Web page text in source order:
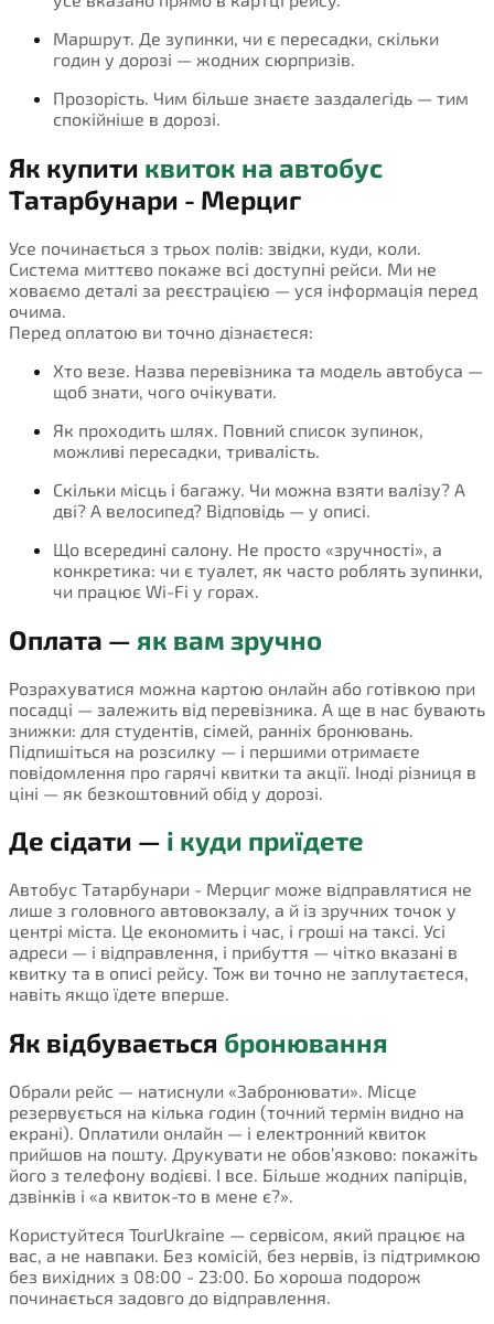
Маршрут. Де зупинки, чи є пересадки, скільки
годин у дорозі — жодних сюрпризів.
Прозорість. Чим більше знаєте заздалегідь — тим
спокійніше в дорозі.
Як купити квиток на автобус
Татарбунари - Мерциг
Усе починається з трьох полів: звідки, куди, коли.
Система миттєво покаже всі доступні рейси. Ми не
ховаємо деталі за реєстрацією — уся інформація перед
очима.
Перед оплатою ви точно дізнаєтеся:
Хто везе. Назва перевізника та модель автобуса —
щоб знати, чого очікувати.
Як проходить шлях. Повний список зупинок,
можливі пересадки, тривалість.
Скільки місць і багажу. Чи можна взяти валізу? А
дві? А велосипед? Відповідь — у описі.
Що всередині салону. Не просто «зручності», а
конкретика: чи є туалет, як часто роблять зупинки,
чи працює Wi-Fi у горах.
Оплата — як вам зручно
Розрахуватися можна картою онлайн або готівкою при
посадці — залежить від перевізника. А ще в нас бувають
знижки: для студентів, сімей, ранніх бронювань.
Підпишіться на розсилку — і першими отримаєте
повідомлення про гарячі квитки та акції. Іноді різниця в
ціні — як безкоштовний обід у дорозі.
Де сідати — і куди приїдете
Автобус Татарбунари - Мерциг може відправлятися не
лише з головного автовокзалу, а й із зручних точок у
центрі міста. Це економить і час, і гроші на таксі. Усі
адреси — і відправлення, і прибуття — чітко вказані в
квитку та в описі рейсу. Тож ви точно не заплутаєтеся,
навіть якщо їдете вперше.
Як відбувається бронювання
Обрали рейс — натиснули «Забронювати». Місце
резервується на кілька годин (точний термін видно на
екрані). Оплатили онлайн — і електронний квиток
прийшов на пошту. Друкувати не обов’язково: покажіть
його з телефону водієві. І все. Більше жодних папірців,
дзвінків і «а квиток-то в мене є?».
Користуйтеся TourUkraine — сервісом, який працює на
вас, а не навпаки. Без комісій, без нервів, із підтримкою
без вихідних з 08:00 - 23:00. Бо хороша подорож
починається задовго до відправлення.